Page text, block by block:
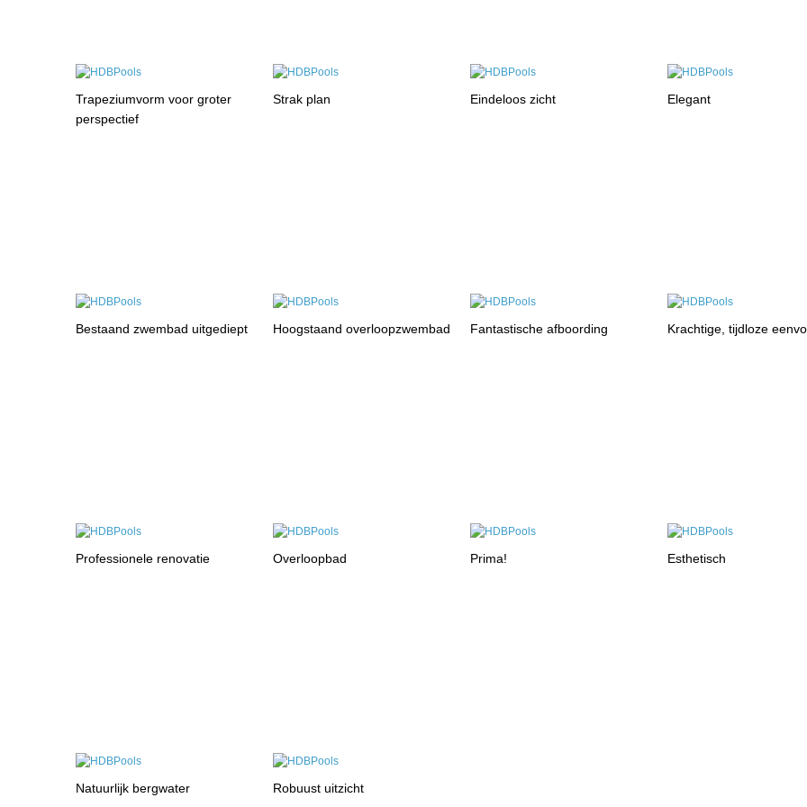
Trapeziumvorm voor groter
perspectief
Strak plan Eindeloos zicht Elegant
Bestaand zwembad uitgediept Hoogstaand overloopzwembad Fantastische afboording Krachtige, tijdloze
Professionele renovatie Overloopbad Prima! Esthetisch
Natuurlijk bergwater Robuust uitzicht